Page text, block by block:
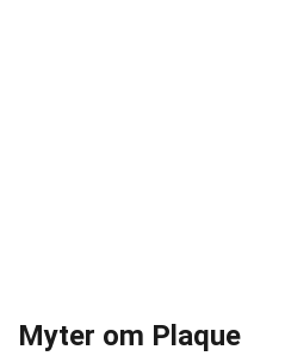
Myter om Plaque